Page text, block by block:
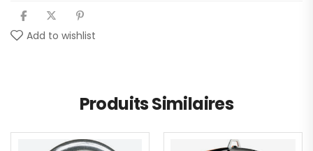
Add to wishlist
Produits Similaires